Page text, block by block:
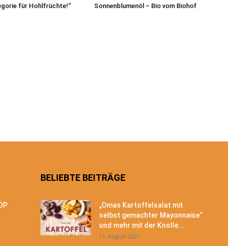
für Hohlfrüchte!“
Sonnenblumenöl – Bio vom Biohof
BELIEBTE BEITRÄGE
„Omas Kartoffelsalat mit
selbst gemachter Mayonnaise“
und mehr mit der Knolle...
11. August 2021